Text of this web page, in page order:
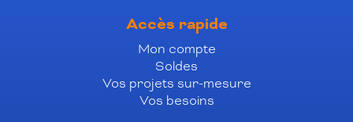
Accès rapide
Mon compte
Soldes
Vos projets sur-mesure
Vos besoins